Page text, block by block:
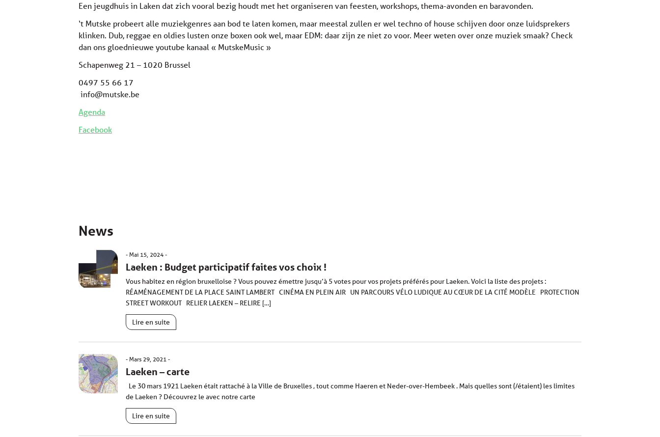
Een jeugdhuis in Laken dat zich vooral bezig houdt met het organiseren van feesten, workshops, thema-avonden en baravonden.
‘t Mutske probeert alle muziekgenres aan bod te laten komen, maar meestal zullen er wel techno of house schijven door onze luidsprekers
klinken. Dub, reggae en oldies lusten onze boxen ook wel, maar EDM: daar zijn ze niet zo voor. Meer weten over onze muziek smaak? Check
dan ons gloednieuwe youtube kanaal « MutskeMusic »
Schapenweg 21 – 1020 Brussel
0497 55 66 17
info@mutske.be
Agenda
Facebook
News
Mai 15, 2024
Laeken : Budget participatif faites vos choix !
Vous habitez en région bruxelloise ? Vous pouvez émettre jusqu’à 5 votes pour vos projets préférés pour Laeken. Voici la liste des projets :
RÉAMÉNAGEMENT DE LA PLACE SAINT LAMBERT CINÉMA EN PLEIN AIR UN PARCOURS VÉLO LUDIQUE AU CŒUR DE LA CITÉ MODÈLE PROTECTION
STREET WORKOUT RELIER LAEKEN – RELIRE […]
Lire en suite
Mars 29, 2021
Laeken – carte
Le 30 mars 1921 Laeken était rattaché à la Ville de Bruxelles , tout comme Haeren et Neder-over-Hembeek . Mais quelles sont (/étaient) les limites
de Laeken ? Découvrez le avec notre carte
Lire en suite